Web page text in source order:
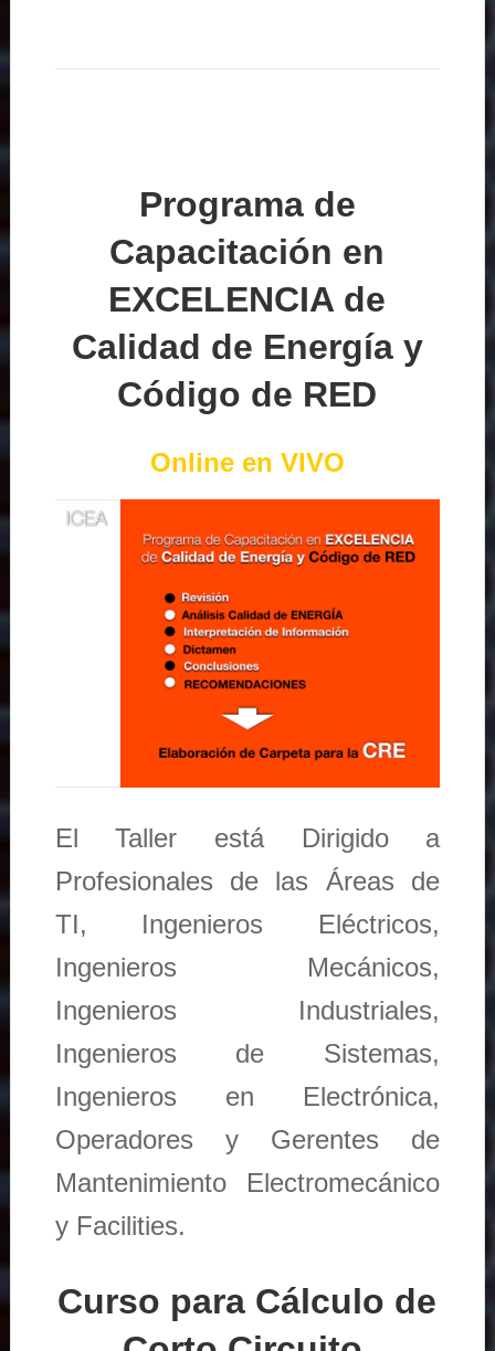
Programa de
Capacitación en
EXCELENCIA de
Calidad de Energía y
Código de RED
Online en VIVO
El Taller está Dirigido a
Profesionales de las Áreas de
TI, Ingenieros Eléctricos,
Ingenieros Mecánicos,
Ingenieros Industriales,
Ingenieros de Sistemas,
Ingenieros en Electrónica,
Operadores y Gerentes de
Mantenimiento Electromecánico
y Facilities.
Curso para Cálculo de